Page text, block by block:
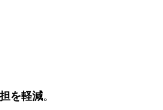
を軽減。